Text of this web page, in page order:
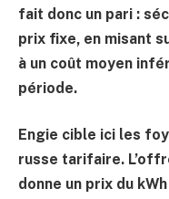
fait donc un pari :
prix fixe, en misant
à un coût moyen
période.
Engie cible ici les
russe tarifaire.
donne un prix du